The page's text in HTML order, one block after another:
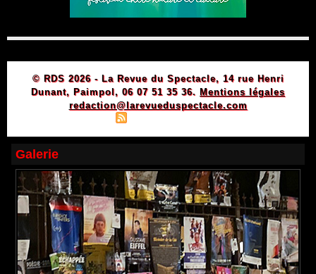
© RDS 2026 - La Revue du Spectacle, 14 rue Henri
Dunant, Paimpol, 06 07 51 35 36. Mentions légales
redaction@larevueduspectacle.com
Galerie